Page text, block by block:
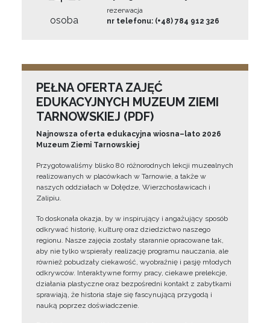
osoba
rezerwacja
nr telefonu: (+48) 784 912 326
PEŁNA OFERTA ZAJĘĆ
EDUKACYJNYCH MUZEUM ZIEMI
TARNOWSKIEJ (PDF)
Najnowsza oferta edukacyjna wiosna–lato 2026
Muzeum Ziemi Tarnowskiej
Przygotowaliśmy blisko 80 różnorodnych lekcji muzealnych
realizowanych w placówkach w Tarnowie, a także w
naszych oddziałach w Dołędze, Wierzchosławicach i
Zalipiu.
To doskonała okazja, by w inspirujący i angażujący sposób
odkrywać historię, kulturę oraz dziedzictwo naszego
regionu. Nasze zajęcia zostały starannie opracowane tak,
aby nie tylko wspierały realizację programu nauczania, ale
również pobudzały ciekawość, wyobraźnię i pasję młodych
odkrywców. Interaktywne formy pracy, ciekawe prelekcje,
działania plastyczne oraz bezpośredni kontakt z zabytkami
sprawiają, że historia staje się fascynującą przygodą i
nauką poprzez doświadczenie.